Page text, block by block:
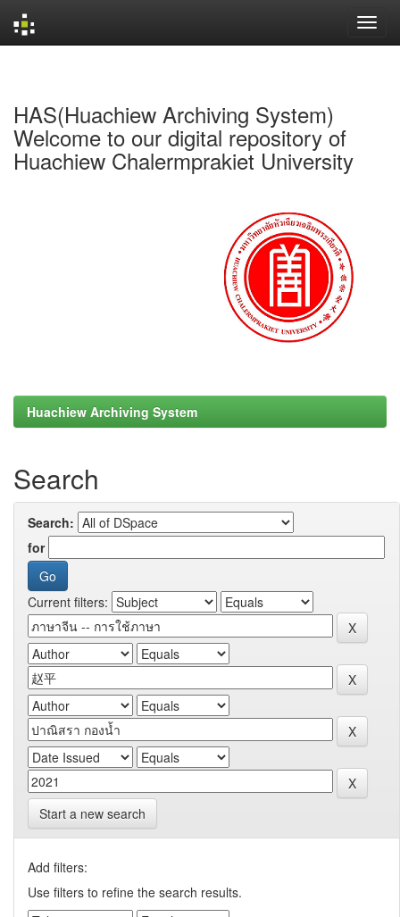
HAS(Huachiew Archiving System)
Welcome to our digital repository of
Huachiew Chalermprakiet University
Huachiew Archiving System
Search
Search:
for
Current filters:
Start a new search
Add filters:
Use filters to refine the search results.